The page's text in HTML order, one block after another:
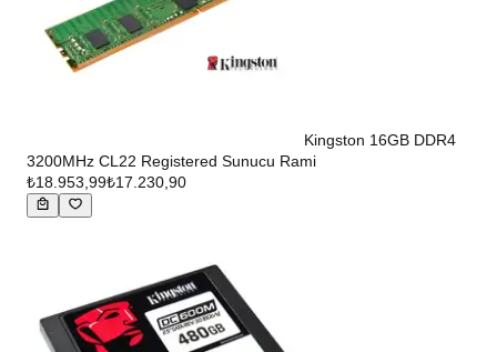
Kingston 16GB DDR4
3200MHz CL22 Registered Sunucu Rami
₺18.953,99₺17.230,90